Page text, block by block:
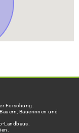
Forschung.
Bäuerinnen und
Landbaus.